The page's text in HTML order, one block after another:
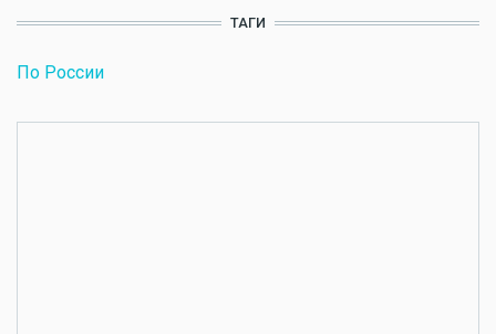
ТАГИ
По России